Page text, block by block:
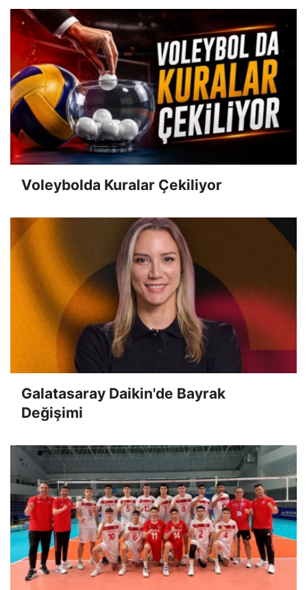
Voleybolda Kuralar Çekiliyor
Galatasaray Daikin'de Bayrak
Değişimi